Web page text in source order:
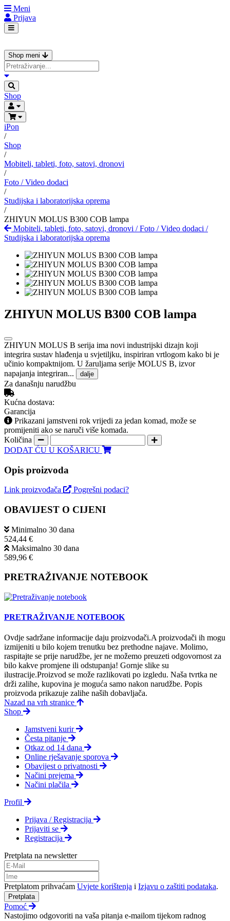
Meni
Prijava
Shop meni
Shop
iPon
/
Shop
/
Mobiteli, tableti, foto, satovi, dronovi
/
Foto / Video dodaci
/
Studijska i laboratorijska oprema
/
ZHIYUN MOLUS B300 COB lampa
Mobiteli, tableti, foto, satovi, dronovi /Foto / Video dodaci /
Studijska i laboratorijska oprema
ZHIYUN MOLUS B300 COB lampa
ZHIYUN MOLUS B serija ima novi industrijski dizajn koji
integrira sustav hlađenja u svjetiljku, inspiriran vrtlogom kako bi je
učinio kompaktnijom. U žaruljama serije MOLUS B, izvor
napajanja integriran...
dalje
Za današnju narudžbu
Kućna dostava:
Garancija
Prikazani jamstveni rok vrijedi za jedan komad, može se
promijeniti ako se naruči više komada.
Količina
DODAT ĆU U KOŠARICU
Opis proizvoda
Link proizvođača Pogrešni podaci?
OBAVIJEST O CIJENI
Minimalno 30 dana
524,44 €
Maksimalno 30 dana
589,96 €
PRETRAŽIVANJE NOTEBOOK
PRETRAŽIVANJE NOTEBOOK
Ovdje sadržane informacije daju proizvodači.A proizvodači ih mogu
izmijeniti u bilo kojem trenutku bez prethodne najave. Molimo,
raspitajte se prije narudžbe, jer ne možemo preuzeti odgovornost za
bilo kakve promjene ili odstupanja! Gornje slike su
ilustracije.Proizvod se može razlikovati po izgledu. Naša tvrtka ne
drži zalihe, kupovina je moguća samo nakon narudžbe. Popis
proizvoda prikazuje zalihe naših dobavljača.
Nazad na vrh stranice
Shop
Jamstveni kurir
Česta pitanje
Otkaz od 14 dana
Online rješavanje sporova
Obavijest o privatnosti
Načini prejema
Načini plačila
Profil
Prijava / Registracija
Prijaviti se
Registracija
Pretplata na newsletter
Pretplatom prihvaćam Uvjete korištenja i Izjavu o zaštiti podataka.
Pretplata
Pomoć
Nastojimo odgovoriti na vaša pitanja e-mailom tijekom radnog